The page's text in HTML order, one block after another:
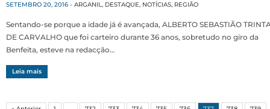
SETEMBRO 20, 2016 - ARGANIL, DESTAQUE, NOTÍCIAS, REGIÃO
Sentando-se porque a idade já é avançada, ALBERTO SEBASTIÃO
DE CARVALHO que foi carteiro durante 36 anos, sobretudo no giro da
Benfeita, esteve na redacção…
Leia mais